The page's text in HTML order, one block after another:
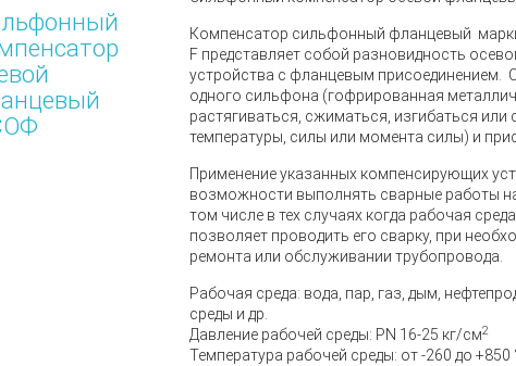
Компенсатор сильфонный фланцевый
F представляет собой разновидность
устройства с фланцевым присоединением.
одного сильфона (гофрированная
растягиваться, сжиматься, изгибаться или
температуры, силы или момента силы) и
Применение указанных компенсирующих
возможности выполнять сварные работы
том числе в тех случаях когда рабочая
позволяет проводить его сварку, при
ремонта или обслуживании трубопровода.
Рабочая среда: вода, пар, газ, дым,
среды и др.
Давление рабочей среды: PN 16-25 кг/см2
Температура рабочей среды: от -260 до +850